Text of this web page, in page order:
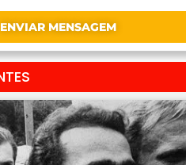
ENVIAR MENSAGEM